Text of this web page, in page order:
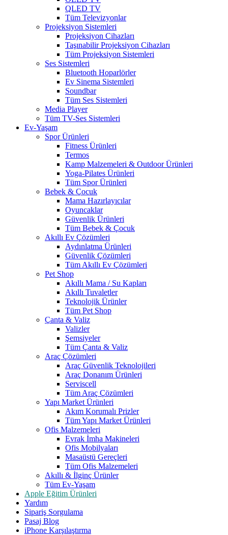
QLED TV
Tüm Televizyonlar
Projeksiyon Sistemleri
Projeksiyon Cihazları
Taşınabilir Projeksiyon Cihazları
Tüm Projeksiyon Sistemleri
Ses Sistemleri
Bluetooth Hoparlörler
Ev Sinema Sistemleri
Soundbar
Tüm Ses Sistemleri
Media Player
Tüm TV-Ses Sistemleri
Ev-Yaşam
Spor Ürünleri
Fitness Ürünleri
Termos
Kamp Malzemeleri & Outdoor Ürünleri
Yoga-Pilates Ürünleri
Tüm Spor Ürünleri
Bebek & Çocuk
Mama Hazırlayıcılar
Oyuncaklar
Güvenlik Ürünleri
Tüm Bebek & Çocuk
Akıllı Ev Çözümleri
Aydınlatma Ürünleri
Güvenlik Çözümleri
Tüm Akıllı Ev Çözümleri
Pet Shop
Akıllı Mama / Su Kapları
Akıllı Tuvaletler
Teknolojik Ürünler
Tüm Pet Shop
Çanta & Valiz
Valizler
Şemsiyeler
Tüm Çanta & Valiz
Araç Çözümleri
Araç Güvenlik Teknolojileri
Araç Donanım Ürünleri
Serviscell
Tüm Araç Çözümleri
Yapı Market Ürünleri
Akım Korumalı Prizler
Tüm Yapı Market Ürünleri
Ofis Malzemeleri
Evrak İmha Makineleri
Ofis Mobilyaları
Masaüstü Gereçleri
Tüm Ofis Malzemeleri
Akıllı & İlginç Ürünler
Tüm Ev-Yaşam
Apple Eğitim Ürünleri
Yardım
Sipariş Sorgulama
Pasaj Blog
iPhone Karşılaştırma